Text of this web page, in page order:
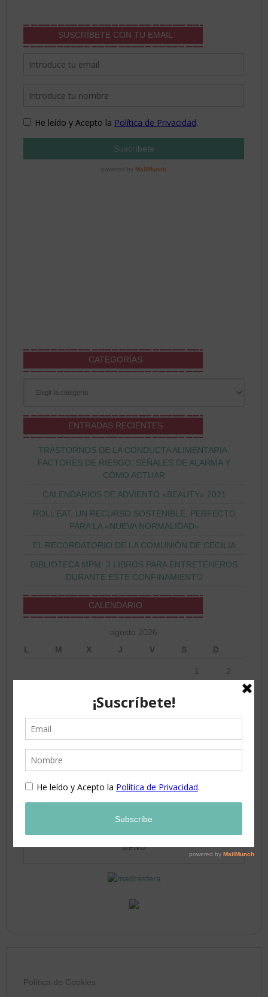
SUSCRÍBETE CON TU EMAIL
CATEGORÍAS
ENTRADAS RECIENTES
TRASTORNOS DE LA CONDUCTA ALIMENTARIA:
FACTORES DE RIESGO, SEÑALES DE ALARMA Y
CÓMO ACTUAR
CALENDARIOS DE ADVIENTO «BEAUTY» 2021
ROLL’EAT, UN RECURSO SOSTENIBLE, PERFECTO
PARA LA «NUEVA NORMALIDAD»
EL RECORDATORIO DE LA COMUNIÓN DE CECILIA
BIBLIOTECA MPM: 3 LIBROS PARA ENTRETENEROS
DURANTE ESTE CONFINAMIENTO
CALENDARIO
agosto 2026
L
M X J V S D
1 2
5
10 11 12 13 14 15 16
24 25 26 27 28 29 30
31
Política de Cookies